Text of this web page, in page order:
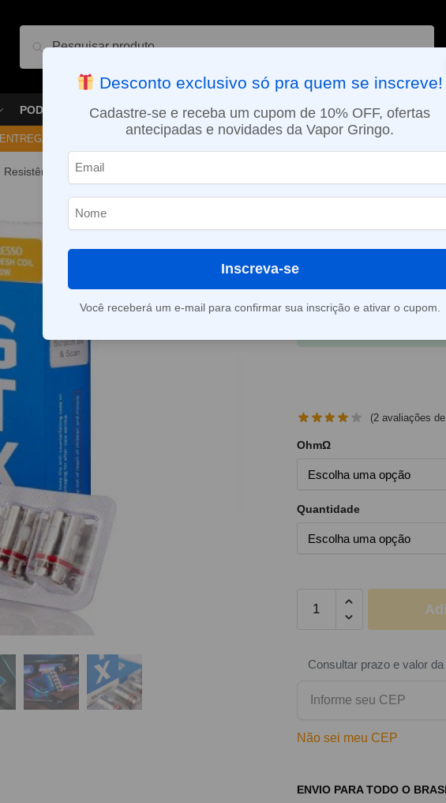
Pesquisar
PODS VAPORIZADOR DE ERVAS E-LIQUÍDOS NICOTINA ORAL
ENTREGA NO MESMO DIA EM SÃO PAULO (SEG A SEX): PEDIDOS APROVADOS ATÉ
Resistência Coil GTX Mesh – Compatível Vaporesso
Resistência
Compatível
Em até 1x deR$24,90
(2 avaliações
OhmΩ
Quantidade
Consultar prazo e valor da
Não sei meu CEP
ENVIO PARA TODO O
Desconto exclusivo só pra quem se inscreve!
Cadastre-se e receba um cupom de 10% OFF, ofertas
antecipadas e novidades da Vapor Gringo.
Inscreva-se
Você receberá um e-mail para confirmar sua inscrição e ativar o cupom.